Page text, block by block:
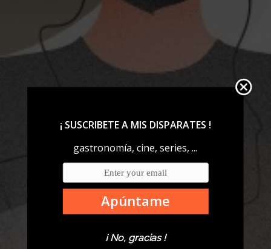
¡ SUSCRIBETE A MIS DISPARATES !
gastronomía, cine, series, ...
Apúntame
¡ No, gracias !